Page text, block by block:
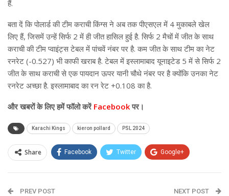
हैं.
बता दें कि पोलार्ड की टीम कराची किंग्स ने अब तक पीएसएल में 4 मुकाबले खेल
लिए हैं, जिसमें उन्हें सिर्फ 2 में ही जीत हासिल हुई है. सिर्फ 2 मैचों में जीत के साथ
कराची की टीम प्वाइंट्स टेबल में पांचवें नंबर पर है. कम जीत के साथ टीम का नेट
रनरेट (-0.527) भी काफी खराब है. टेबल में इस्लामाबाद यूनाइटेड 5 में से सिर्फ 2
जीत के साथ कराची से एक पायदान ऊपर यानी चौथे नंबर पर है क्योंकि उनका नेट
रनरेट अच्छा है. इस्लामाबाद का रन रेट +0.108 का है.
और खबरों के लिए हमें फॉलो करेंFacebookपर।
Karachi Kings kieron pollard PSL 2024
Share Facebook Twitter Google+
Email
PREV POST NEXT POST